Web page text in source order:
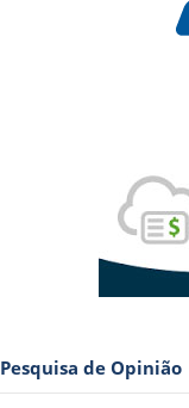
Pesquisa de Opinião